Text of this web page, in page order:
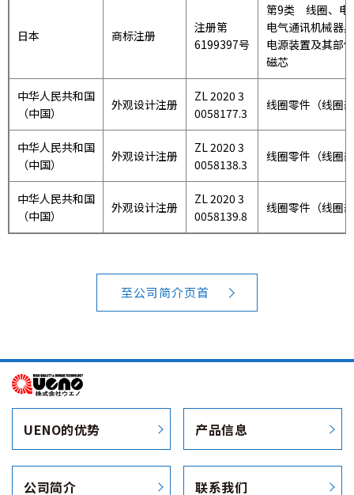
日本 商标注册
注册第
6199397号
第9类 线圈、电
电气通讯机械器
电源装置及其部
磁芯
中华人民共和国
（中国）
外观设计注册
ZL 2020 3
0058177.3
线圈零件（线圈
中华人民共和国
（中国）
外观设计注册
ZL 2020 3
0058138.3
线圈零件（线圈
中华人民共和国
（中国）
外观设计注册
ZL 2020 3
0058139.8
线圈零件（线圈
至公司简介页首
UENO的优势 产品信息
公司简介 联系我们